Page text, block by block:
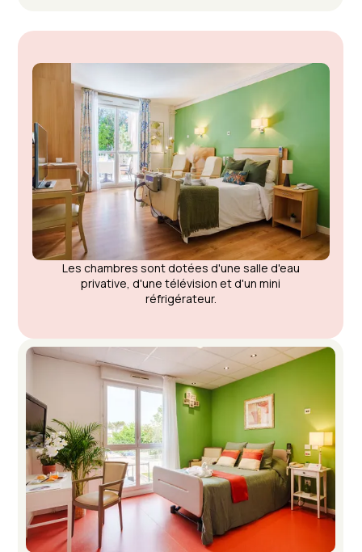
Les chambres sont dotées d'une salle d'eau
privative, d'une télévision et d'un mini
réfrigérateur.